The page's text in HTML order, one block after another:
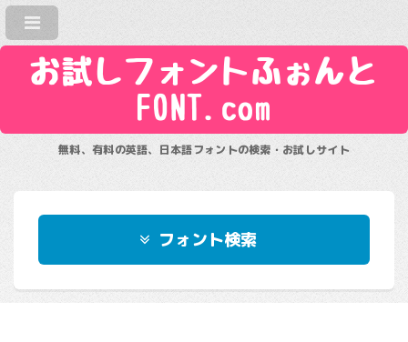
お試しフォントふぉんと
FONT.com
無料、有料の英語、日本語フォントの検索・お試しサイト
フォント検索